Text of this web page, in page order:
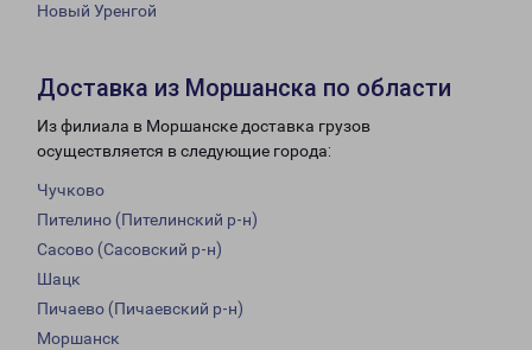
Новый Уренгой
Доставка из Моршанска по области
Из филиала в Моршанске доставка грузов
осуществляется в следующие города:
Чучково
Пителино (Пителинский р-н)
Сасово (Сасовский р-н)
Шацк
Пичаево (Пичаевский р-н)
Моршанск